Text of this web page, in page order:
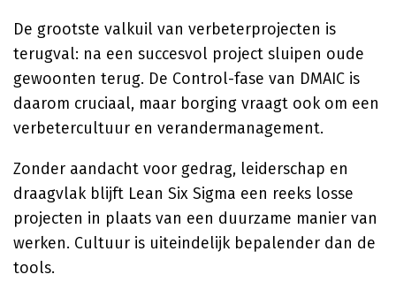
De grootste valkuil van verbeterprojecten is
terugval: na een succesvol project sluipen oude
gewoonten terug. De Control-fase van DMAIC is
daarom cruciaal, maar borging vraagt ook om een
verbetercultuur en verandermanagement.
Zonder aandacht voor gedrag, leiderschap en
draagvlak blijft Lean Six Sigma een reeks losse
projecten in plaats van een duurzame manier van
werken. Cultuur is uiteindelijk bepalender dan de
tools.